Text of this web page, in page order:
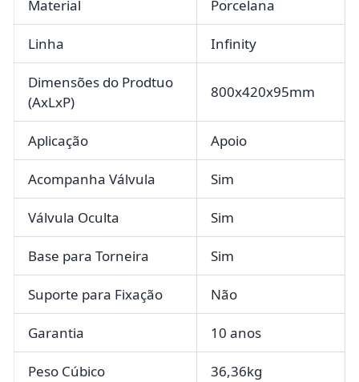
Material Porcelana
Linha Infinity
Dimensões do Prodtuo
(AxLxP)
800x420x95mm
Aplicação Apoio
Acompanha Válvula Sim
Válvula Oculta Sim
Base para Torneira Sim
Suporte para Fixação Não
Garantia 10 anos
Peso Cúbico 36,36kg